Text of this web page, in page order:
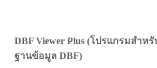
DBF Viewer Plus (โปรแกรมสำห
ฐานข้อมูล DBF)